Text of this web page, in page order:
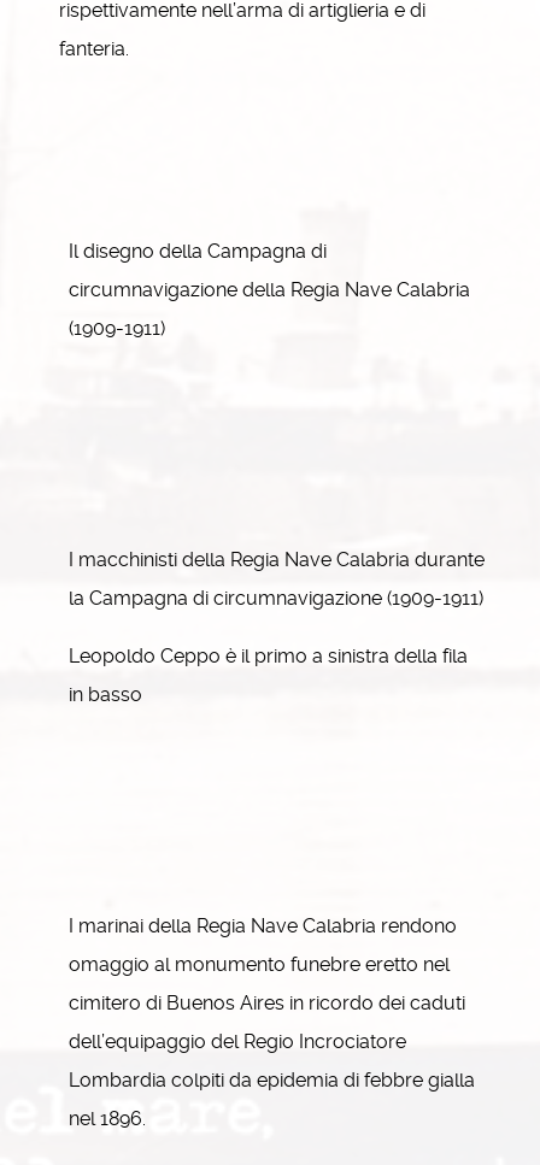
rispettivamente nell’arma di artiglieria e di
fanteria.
Il disegno della Campagna di
circumnavigazione della Regia Nave Calabria
(1909-1911)
I macchinisti della Regia Nave Calabria durante
la Campagna di circumnavigazione (1909-1911)
Leopoldo Ceppo è il primo a sinistra della fila
in basso
I marinai della Regia Nave Calabria rendono
omaggio al monumento funebre eretto nel
cimitero di Buenos Aires in ricordo dei caduti
dell’equipaggio del Regio Incrociatore
Lombardia colpiti da epidemia di febbre gialla
nel 1896.